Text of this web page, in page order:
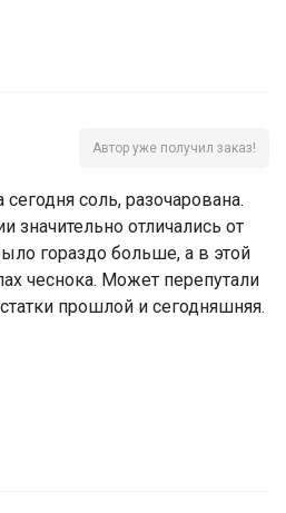
Автор уже получил заказ!
соль, разочарована.
отличались от
гораздо больше, а в этой
чеснока. Может перепутали
прошлой и сегодняшняя.